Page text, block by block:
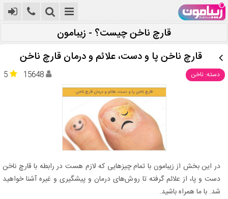
قارچ ناخن چیست؟ - زیبامون
قارچ ناخن پا و دست، علائم و درمان قارچ ناخن
دسته: ناخن 5 15648
در این بخش از زیبامون با تمام چیزهایی که لازم هست در رابطه با قارچ ناخن
دست و پا، از علائم گرفته تا روش‌های درمان و پیشگیری و غیره آشنا خواهید
شد. با ما همراه باشید.